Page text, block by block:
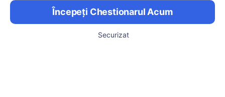
Începeți Chestionarul Acum
Securizat